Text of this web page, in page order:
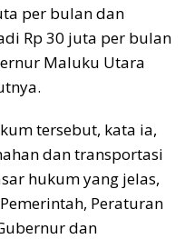
per bulan dan
Rp 30 juta per bulan
Maluku Utara
tersebut, kata ia,
dan transportasi
hukum yang jelas,
Peraturan
dan